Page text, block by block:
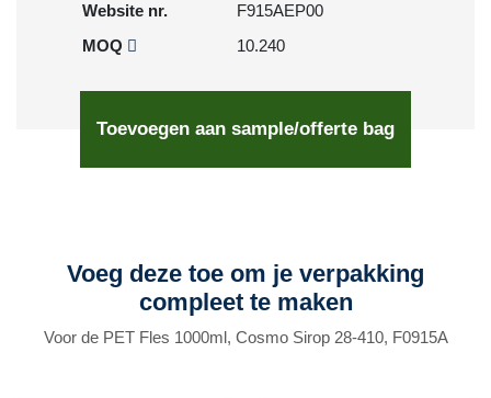
Website nr.
F915AEP00
MOQ
10.240
Toevoegen aan sample/offerte bag
Voeg deze toe om je verpakking
compleet te maken
Voor de PET Fles 1000ml, Cosmo Sirop 28-410, F0915A